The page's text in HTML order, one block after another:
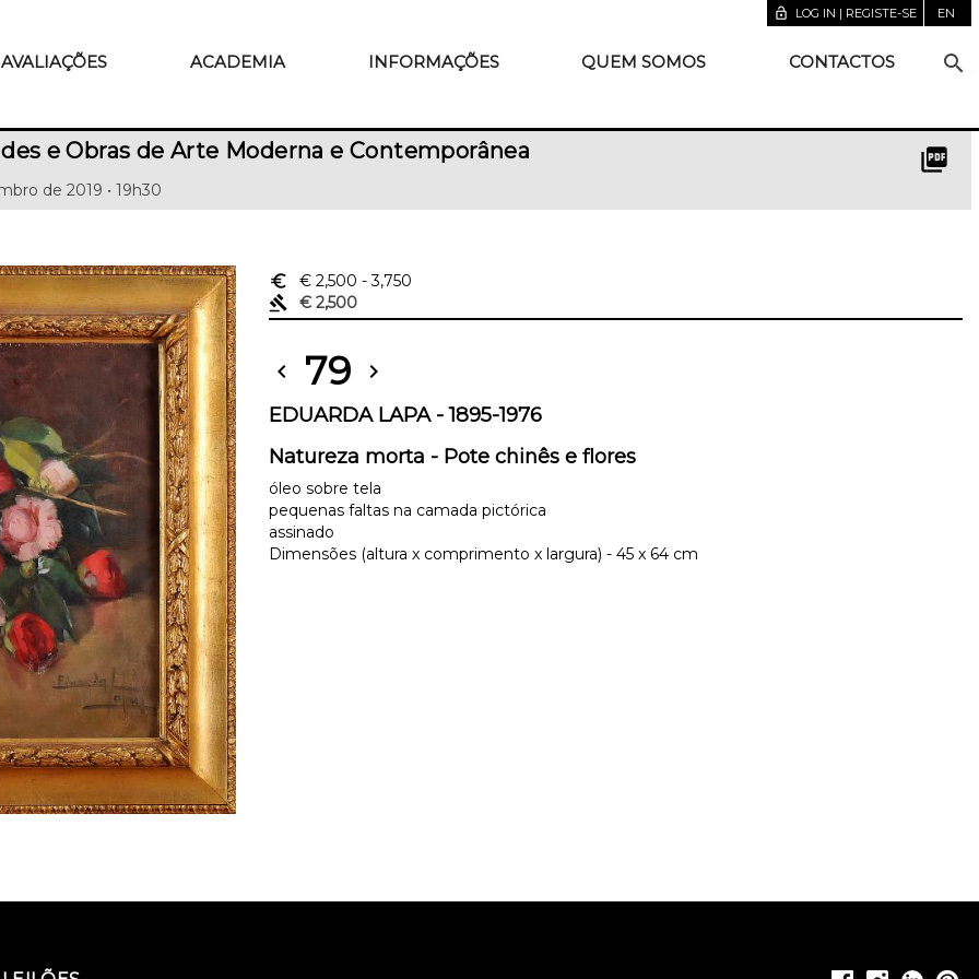
lock_open LOG IN | REGISTE-SE EN
AVALIAÇÕES ACADEMIA INFORMAÇÕES QUEM SOMOS CONTACTOS search
e Obras de Arte Moderna e Contemporânea
de 2019 • 19h30
picture_as_pdf
euro_symbol € 2,500 - 3,750
gavel
€ 2,500
chevron_left 79 chevron_right
EDUARDA LAPA - 1895-1976
Natureza morta - Pote chinês e flores
óleo sobre tela
pequenas faltas na camada pictórica
assinado
Dimensões (altura x comprimento x largura) - 45 x 64 cm